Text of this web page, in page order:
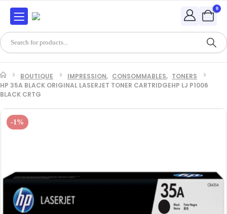
0
BOUTIQUE IMPRESSION, CONSOMMABLES, TONERS
HP 35A BLACK ORIGINAL LASERJET TONER CARTRIDGEHP LJ P1006
BLACK CRTG
-1%